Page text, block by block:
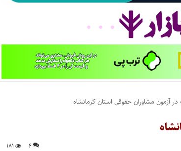
آزمون مشاوران حقوقی استان کرمانشاه
۶ ۱۸۱